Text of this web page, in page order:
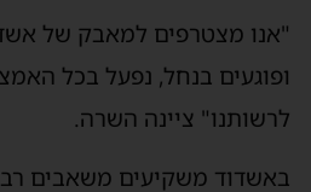
מצטרפים למאבק של
בנחל, נפעל בכל
ציינה השרה.
משקיעים משאבים רבים